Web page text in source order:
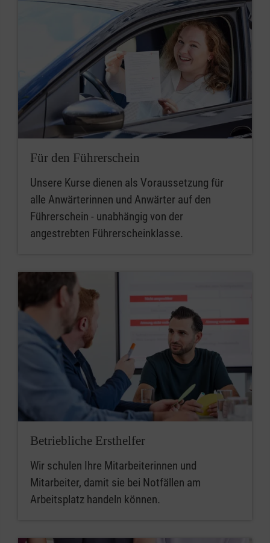
Für den Führerschein
Unsere Kurse dienen als Voraussetzung für
alle Anwärterinnen und Anwärter auf den
Führerschein - unabhängig von der
angestrebten Führerscheinklasse.
Betriebliche Ersthelfer
Wir schulen Ihre Mitarbeiterinnen und
Mitarbeiter, damit sie bei Notfällen am
Arbeitsplatz handeln können.